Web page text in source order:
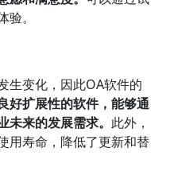
。
生变化，因此OA软件的
好扩展性的软件，能够通
来的发展需求。 此外，
用寿命，降低了更新和替